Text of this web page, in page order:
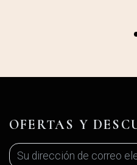
OFERTAS Y